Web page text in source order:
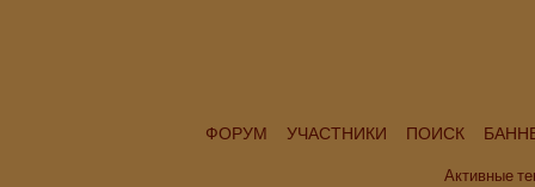
ФОРУМ УЧАСТНИКИ ПОИСК
Активные